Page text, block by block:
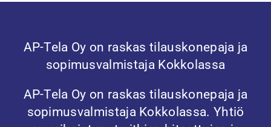
AP-Tela Oy on raskas tilauskonepaja ja
sopimusvalmistaja Kokkolassa
AP-Tela Oy on raskas tilauskonepaja ja
sopimusvalmistaja Kokkolassa. Yhtiö